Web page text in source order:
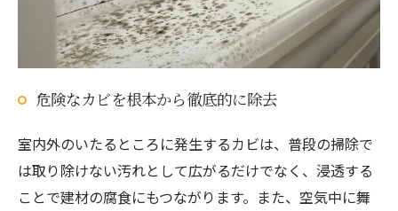
危険なカビを根本から徹底的に除去
室内外のいたるところに発生するカビは、普段の掃除で
は取り除けない汚れとして広がるだけでなく、浸透する
ことで建材の腐食にもつながります。また、空気中に舞